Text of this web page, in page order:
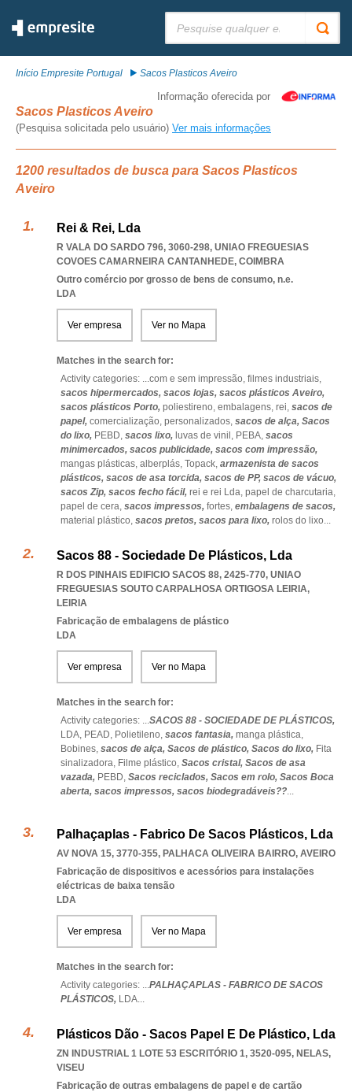
Início Empresite Portugal Sacos Plasticos Aveiro
Informação oferecida por
Sacos Plasticos Aveiro
(Pesquisa solicitada pelo usuário) Ver mais informações
1200 resultados de busca para Sacos Plasticos
Aveiro
Rei & Rei, Lda
R VALA DO SARDO 796, 3060-298, UNIAO FREGUESIAS
COVOES CAMARNEIRA CANTANHEDE, COIMBRA
Outro comércio por grosso de bens de consumo, n.e.
LDA
Ver empresa Ver no Mapa
Matches in the search for:
Activity categories: ...com e sem impressão, filmes industriais,
sacos hipermercados, sacos lojas, sacos plásticos Aveiro,
sacos plásticos Porto, poliestireno, embalagens, rei, sacos de
papel, comercialização, personalizados, sacos de alça, Sacos
do lixo, PEBD, sacos lixo, luvas de vinil, PEBA, sacos
minimercados, sacos publicidade, sacos com impressão,
mangas plásticas, alberplás, Topack, armazenista de sacos
plásticos, sacos de asa torcida, sacos de PP, sacos de vácuo,
sacos Zip, sacos fecho fácil, rei e rei Lda, papel de charcutaria,
papel de cera, sacos impressos, fortes, embalagens de sacos,
material plástico, sacos pretos, sacos para lixo, rolos do lixo...
Sacos 88 - Sociedade De Plásticos, Lda
R DOS PINHAIS EDIFICIO SACOS 88, 2425-770, UNIAO
FREGUESIAS SOUTO CARPALHOSA ORTIGOSA LEIRIA,
LEIRIA
Fabricação de embalagens de plástico
LDA
Ver empresa Ver no Mapa
Matches in the search for:
Activity categories: ...SACOS 88 - SOCIEDADE DE PLÁSTICOS,
LDA, PEAD, Polietileno, sacos fantasia, manga plástica,
Bobines, sacos de alça, Sacos de plástico, Sacos do lixo, Fita
sinalizadora, Filme plástico, Sacos cristal, Sacos de asa
vazada, PEBD, Sacos reciclados, Sacos em rolo, Sacos Boca
aberta, sacos impressos, sacos biodegradáveis??...
Palhaçaplas - Fabrico De Sacos Plásticos, Lda
AV NOVA 15, 3770-355, PALHACA OLIVEIRA BAIRRO, AVEIRO
Fabricação de dispositivos e acessórios para instalações
eléctricas de baixa tensão
LDA
Ver empresa Ver no Mapa
Matches in the search for:
Activity categories: ...PALHAÇAPLAS - FABRICO DE SACOS
PLÁSTICOS, LDA...
Plásticos Dão - Sacos Papel E De Plástico, Lda
ZN INDUSTRIAL 1 LOTE 53 ESCRITÓRIO 1, 3520-095, NELAS,
VISEU
Fabricação de outras embalagens de papel e de cartão